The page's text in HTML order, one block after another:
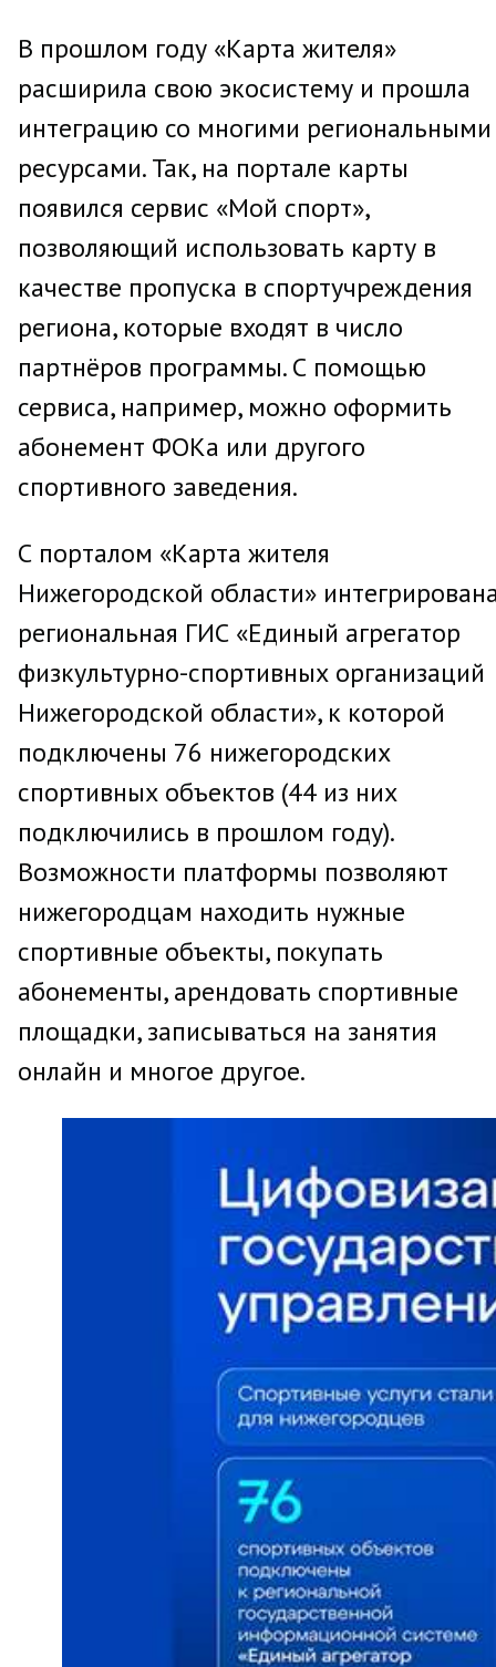
В прошлом году «Карта жителя»
расширила свою экосистему и прошла
интеграцию со многими региональными
ресурсами. Так, на портале карты
появился сервис «Мой спорт»,
позволяющий использовать карту в
качестве пропуска в спортучреждения
региона, которые входят в число
партнёров программы. С помощью
сервиса, например, можно оформить
абонемент ФОКа или другого
спортивного заведения.
С порталом «Карта жителя
Нижегородской области»
региональная ГИС «Единый агрегатор
физкультурно-спортивных организаций
Нижегородской области», к которой
подключены 76 нижегородских
спортивных объектов (44 из них
подключились в прошлом году).
Возможности платформы позволяют
нижегородцам находить нужные
спортивные объекты, покупать
абонементы, арендовать спортивные
площадки, записываться на занятия
онлайн и многое другое.